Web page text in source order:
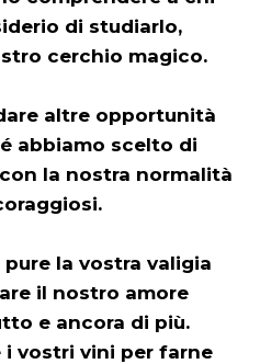
di studiarlo,
cerchio magico.
altre opportunità
abbiamo scelto di
la nostra normalità
la vostra valigia
il nostro amore
e ancora di più.
i vostri vini per farne